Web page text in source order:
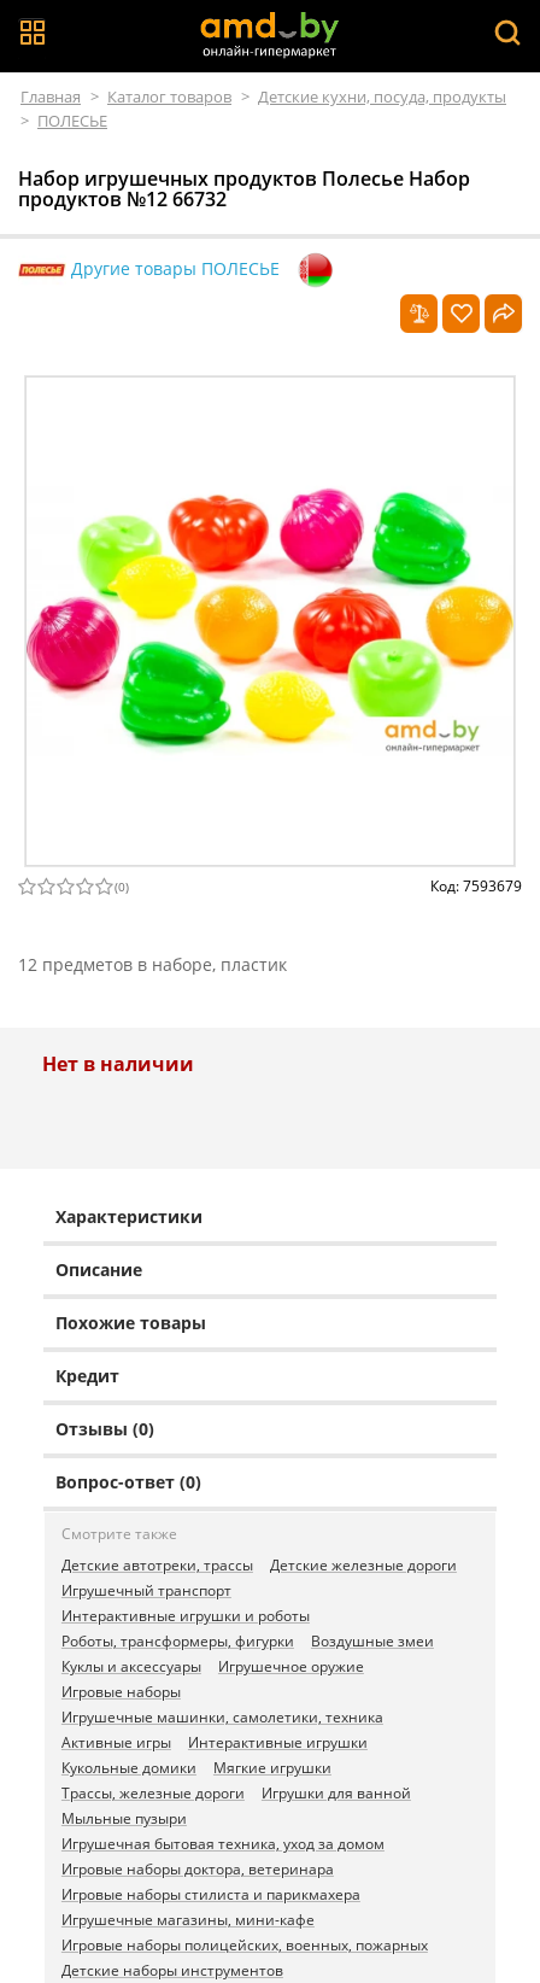
Главная > Каталог товаров > Детские кухни, посуда, продукты
> ПОЛЕСЬЕ
Набор игрушечных продуктов Полесье Набор
продуктов №12 66732
Другие товары ПОЛЕСЬЕ
(0) Код: 7593679
12 предметов в наборе, пластик
Нет в наличии
Характеристики
Описание
Похожие товары
Кредит
Отзывы (0)
Вопрос-ответ (0)
Смотрите также
Детские автотреки, трассы
Детские железные дороги
Игрушечный транспорт
Интерактивные игрушки и роботы
Роботы, трансформеры, фигурки
Воздушные змеи
Куклы и аксессуары
Игрушечное оружие
Игровые наборы
Игрушечные машинки, самолетики, техника
Активные игры
Интерактивные игрушки
Кукольные домики
Мягкие игрушки
Трассы, железные дороги
Игрушки для ванной
Мыльные пузыри
Игрушечная бытовая техника, уход за домом
Игровые наборы доктора, ветеринара
Игровые наборы стилиста и парикмахера
Игрушечные магазины, мини-кафе
Игровые наборы полицейских, военных, пожарных
Детские наборы инструментов